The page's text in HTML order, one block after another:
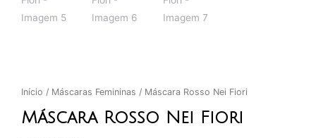
Início / Máscaras Femininas / Máscara Rosso Nei Fiori
Máscara Rosso Nei Fiori